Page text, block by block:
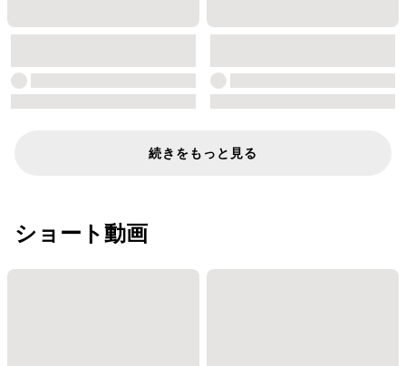
続きをもっと見る
ショート動画